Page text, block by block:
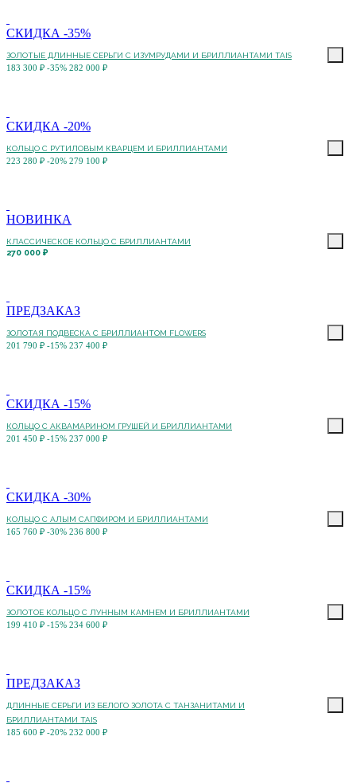
СКИДКА -35%
ЗОЛОТЫЕ ДЛИННЫЕ СЕРЬГИ С ИЗУМРУДАМИ И БРИЛЛИАНТАМИ TAIS
183 300 ₽ -35% 282 000 ₽
СКИДКА -20%
КОЛЬЦО С РУТИЛОВЫМ КВАРЦЕМ И БРИЛЛИАНТАМИ
223 280 ₽ -20% 279 100 ₽
НОВИНКА
КЛАССИЧЕСКОЕ КОЛЬЦО С БРИЛЛИАНТАМИ
270 000 ₽
ПРЕДЗАКАЗ
ЗОЛОТАЯ ПОДВЕСКА С БРИЛЛИАНТОМ FLOWERS
201 790 ₽ -15% 237 400 ₽
СКИДКА -15%
КОЛЬЦО С АКВАМАРИНОМ ГРУШЕЙ И БРИЛЛИАНТАМИ
201 450 ₽ -15% 237 000 ₽
СКИДКА -30%
КОЛЬЦО С АЛЫМ САПФИРОМ И БРИЛЛИАНТАМИ
165 760 ₽ -30% 236 800 ₽
СКИДКА -15%
ЗОЛОТОЕ КОЛЬЦО С ЛУННЫМ КАМНЕМ И БРИЛЛИАНТАМИ
199 410 ₽ -15% 234 600 ₽
ПРЕДЗАКАЗ
ДЛИННЫЕ СЕРЬГИ ИЗ БЕЛОГО ЗОЛОТА С ТАНЗАНИТАМИ И
БРИЛЛИАНТАМИ TAIS
185 600 ₽ -20% 232 000 ₽